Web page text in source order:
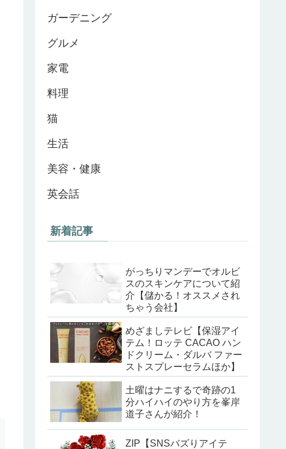
ガーデニング
グルメ
家電
料理
猫
生活
美容・健康
英会話
新着記事
がっちりマンデーでオルビ
スのスキンケアについて紹
介【儲かる！オススメされ
ちゃう会社】
めざましテレビ【保湿アイ
テム！ロッテ CACAO ハン
ドクリーム・ダルバ ファー
ストスプレーセラムほか】
土曜はナニするで奇跡の1
分ハイハイのやり方を峯岸
道子さんが紹介！
ZIP【SNSバズりアイテ